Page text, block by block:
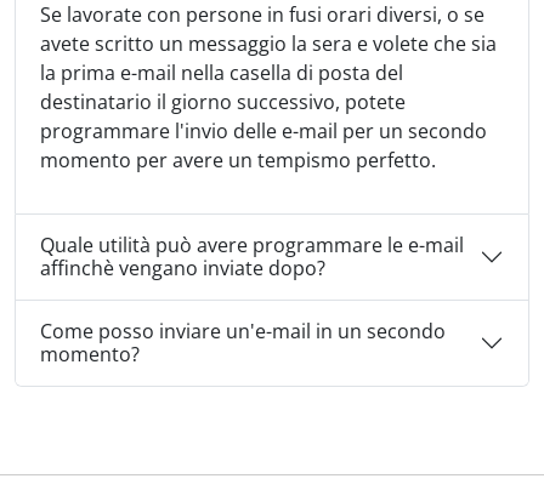
Se lavorate con persone in fusi orari diversi, o se
avete scritto un messaggio la sera e volete che sia
la prima e-mail nella casella di posta del
destinatario il giorno successivo, potete
programmare l'invio delle e-mail per un secondo
momento per avere un tempismo perfetto.
Quale utilità può avere programmare le e-mail
affinchè vengano inviate dopo?
Come posso inviare un'e-mail in un secondo
momento?